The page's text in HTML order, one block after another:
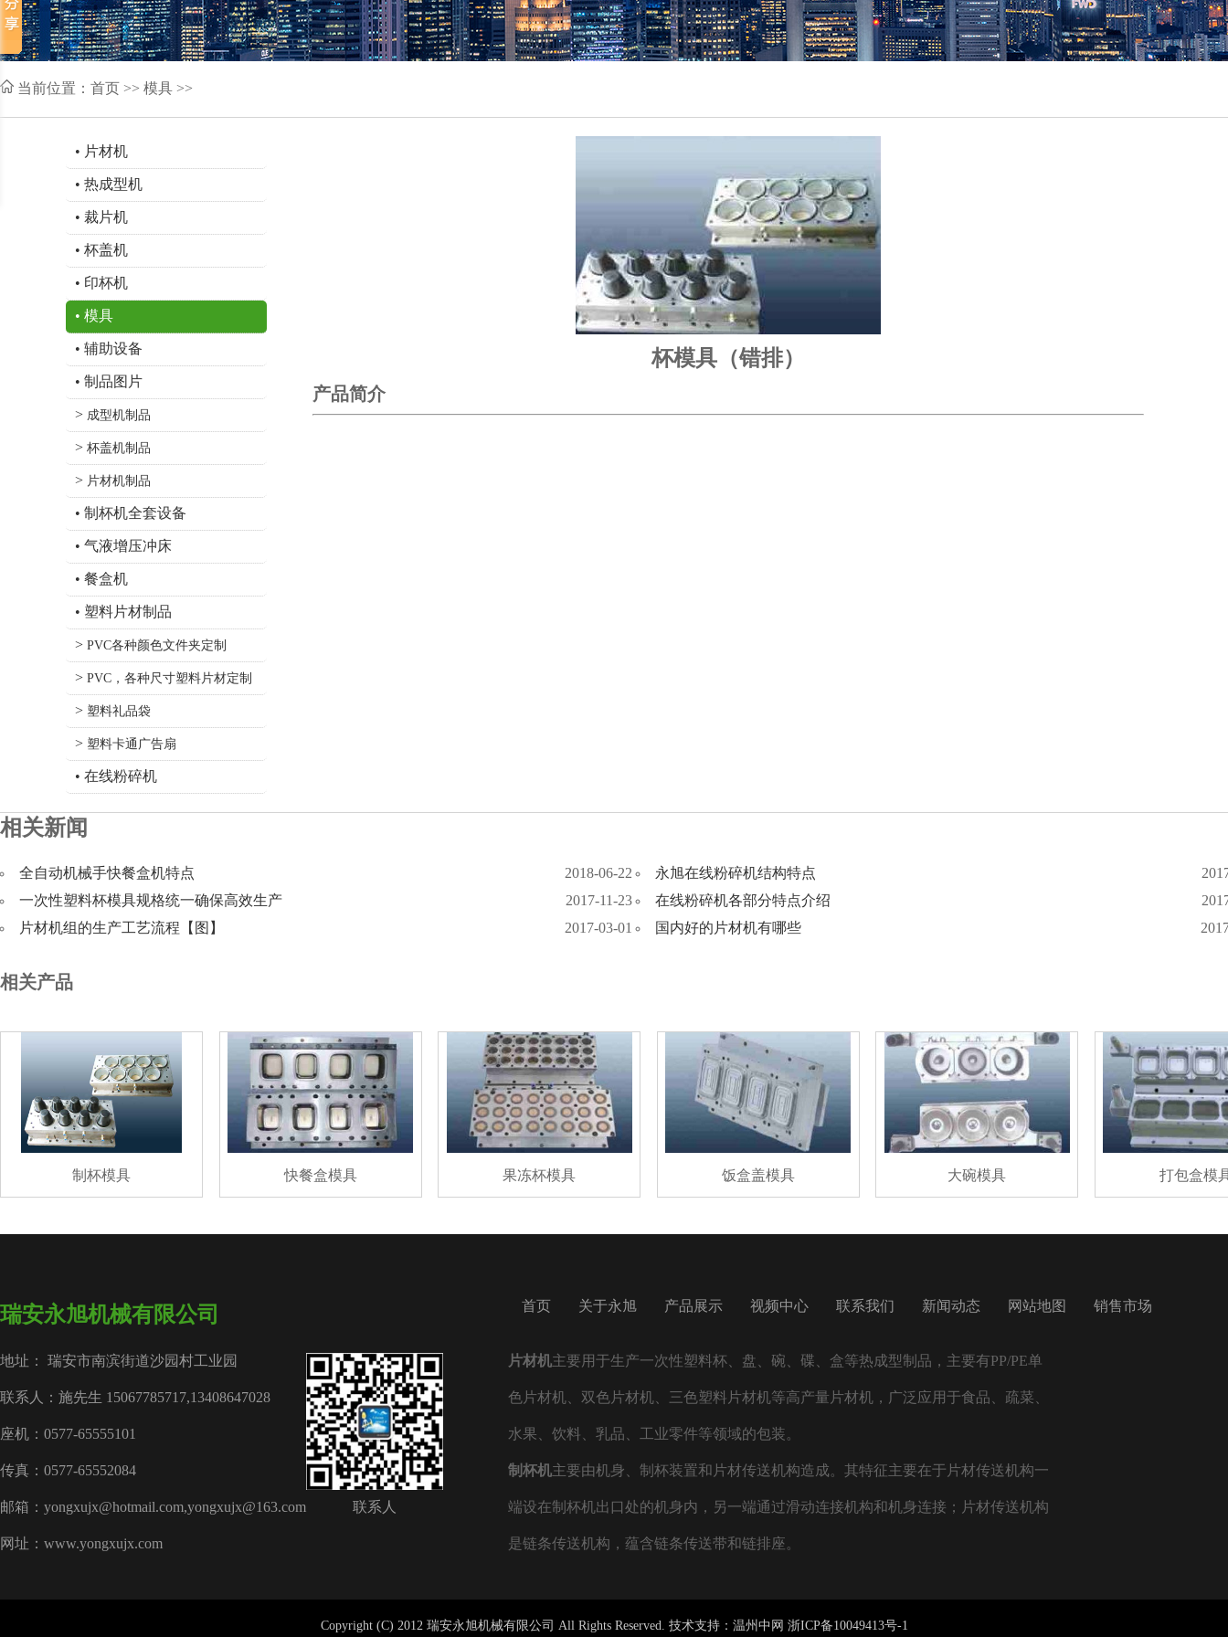
当前位置： 首页 >> 模具 >>
• 片材机
• 热成型机
• 裁片机
• 杯盖机
• 印杯机
• 模具
• 辅助设备
• 制品图片
> 成型机制品
> 杯盖机制品
> 片材机制品
• 制杯机全套设备
• 气液增压冲床
• 餐盒机
• 塑料片材制品
> PVC各种颜色文件夹定制
> PVC，各种尺寸塑料片材定制
> 塑料礼品袋
> 塑料卡通广告扇
• 在线粉碎机
杯模具（错排）
产品简介
相关新闻
全自动机械手快餐盒机特点 2018-06-22 永旭在线粉碎机结构特点
一次性塑料杯模具规格统一确保高效生产
2017-11-23 在线粉碎机各部分特点介绍
片材机组的生产工艺流程【图】
2017-03-01 国内好的片材机有哪些
相关产品
制杯模具 快餐盒模具 果冻杯模具 饭盒盖模具 大碗模具 打包盒模
瑞安永旭机械有限公司
地址： 瑞安市南滨街道沙园村工业园
联系人：施先生 15067785717,13408647028
座机：0577-65555101
传真：0577-65552084
邮箱：yongxujx@hotmail.com,yongxujx@163.com
网址：www.yongxujx.com
联系人
首页 关于永旭 产品展示 视频中心 联系我们 新闻动态 网站地图 销售市场
片材机主要用于生产一次性塑料杯、盘、碗、碟、盒等热成型制品，主要有PP/PE单
色片材机、双色片材机、三色塑料片材机等高产量片材机，广泛应用于食品、疏菜、
水果、饮料、乳品、工业零件等领域的包装。
制杯机主要由机身、制杯装置和片材传送机构造成。其特征主要在于片材传送机构一
端设在制杯机出口处的机身内，另一端通过滑动连接机构和机身连接；片材传送机构
是链条传送机构，蕴含链条传送带和链排座。
Copyright (C) 2012 瑞安永旭机械有限公司 All Rights Reserved. 技术支持： 温州中网 浙ICP备10049413号-1